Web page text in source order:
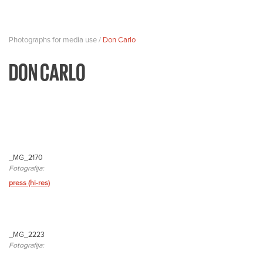
Photographs for media use / Don Carlo
DON CARLO
_MG_2170
Fotografija:
press (hi-res)
_MG_2223
Fotografija: